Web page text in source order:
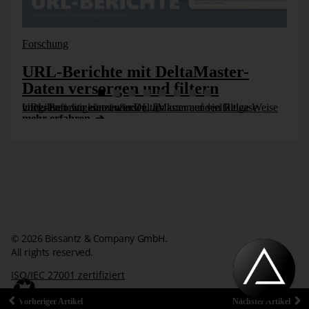
DATEDIFF(YEAR,k.Geburtsdatum,
    on
DATEDIFF(YEAR,k.Geburtsdatum,
getdate()) >= ts.Alter_von
Forschung
URL-Berichte mit DeltaMaster-
Daten versorgen und filtern
URL-Berichte können in DeltaMaster auf vielfältige Weise vorteilhaft eingesetzt werden. Im kommenden Release integrieren wir eine äußerst [...]
mehr erfahren
Vorheriger Artikel Nächster Artikel
© 2026 Bissantz & Company GmbH.
All rights reserved.
ISO/IEC 27001 zertifiziert
Impressum
Datenschutzerklärung